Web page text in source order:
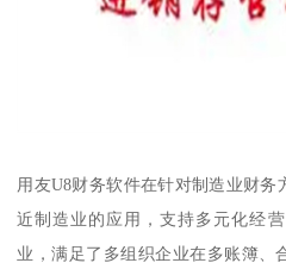
用友U8财务软件在针对制造业财
近制造业的应用，支持多元化经
业，满足了多组织企业在多账簿、